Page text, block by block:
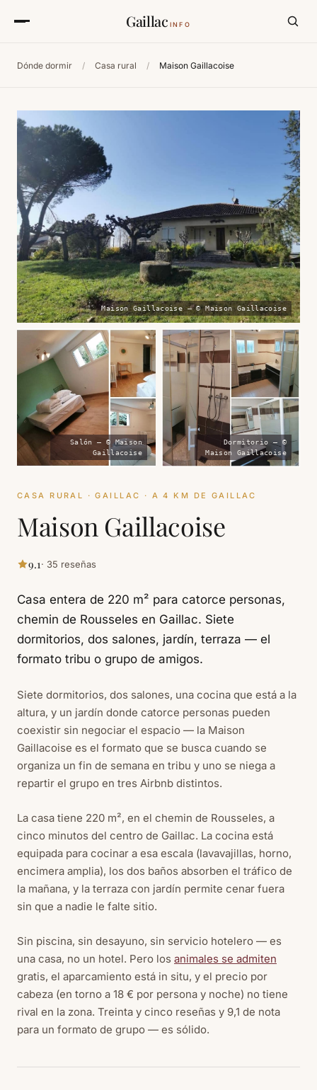
Gaillac INFO
Dónde dormir / Casa rural / Maison Gaillacoise
Maison Gaillacoise — © Maison Gaillacoise
Salón — © Maison
Gaillacoise
Dormitorio — ©
Maison Gaillacoise
CASA RURAL · GAILLAC · A 4 KM DE GAILLAC
Maison Gaillacoise
9.1· 35 reseñas
Casa entera de 220 m² para catorce personas,
chemin de Rousseles en Gaillac. Siete
dormitorios, dos salones, jardín, terraza — el
formato tribu o grupo de amigos.
Siete dormitorios, dos salones, una cocina que está a la
altura, y un jardín donde catorce personas pueden
coexistir sin negociar el espacio — la Maison
Gaillacoise es el formato que se busca cuando se
organiza un fin de semana en tribu y uno se niega a
repartir el grupo en tres Airbnb distintos.
La casa tiene 220 m², en el chemin de Rousseles, a
cinco minutos del centro de Gaillac. La cocina está
equipada para cocinar a esa escala (lavavajillas, horno,
encimera amplia), los dos baños absorben el tráfico de
la mañana, y la terraza con jardín permite cenar fuera
sin que a nadie le falte sitio.
Sin piscina, sin desayuno, sin servicio hotelero — es
una casa, no un hotel. Pero los animales se admiten
gratis, el aparcamiento está in situ, y el precio por
cabeza (en torno a 18 € por persona y noche) no tiene
rival en la zona. Treinta y cinco reseñas y 9,1 de nota
para un formato de grupo — es sólido.